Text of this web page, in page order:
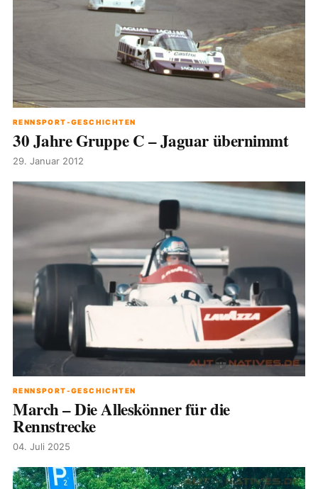
RENNSPORT-GESCHICHTEN
30 Jahre Gruppe C – Jaguar übernimmt
29. Januar 2012
RENNSPORT-GESCHICHTEN
March – Die Alleskönner für die
Rennstrecke
04. Juli 2025